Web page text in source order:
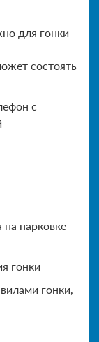
для гонки
состоять
с
парковке
гонки
гонки,